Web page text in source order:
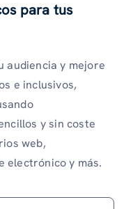
para tus
audiencia y mejore
e inclusivos,
y sin coste
web,
electrónico y más.